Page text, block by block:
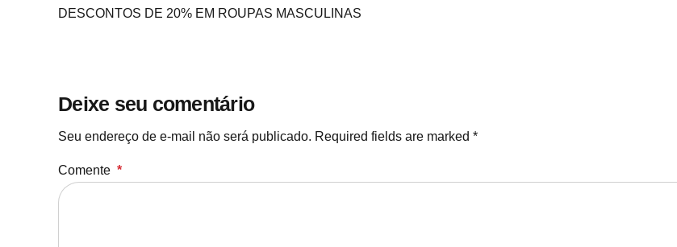
DESCONTOS DE 20% EM ROUPAS MASCULINAS
Deixe seu comentário
Seu endereço de e-mail não será publicado. Required fields are marked *
Comente *